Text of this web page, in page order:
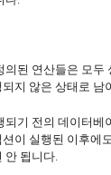
의된 연산들은 모두
지 않은 상태로 남
되기 전의 데이터베
이 실행된 이후에
안 됩니다.